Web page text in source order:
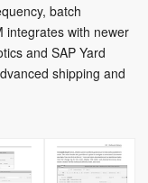
batch
integrates with newer
and SAP Yard
shipping and